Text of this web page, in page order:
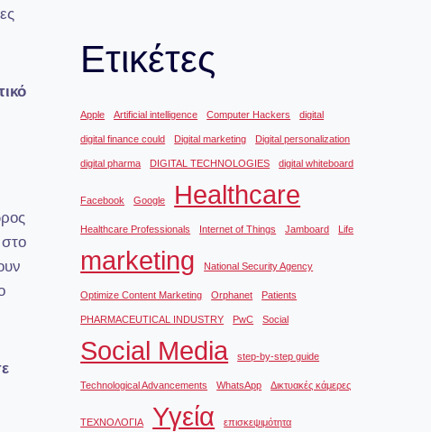
Ετικέτες
Apple Artificial intelligence Computer Hackers digital
digital finance could Digital marketing Digital personalization
digital pharma DIGITAL TECHNOLOGIES digital whiteboard
Facebook Google Healthcare
Healthcare Professionals Internet of Things Jamboard Life
marketing National Security Agency
Optimize Content Marketing Orphanet Patients
PHARMACEUTICAL INDUSTRY PwC Social
Social Media step-by-step guide
Technological Advancements WhatsApp Δικτυακές κάμερες
ΤΕΧΝΟΛΟΓΙΑ Υγεία επισκεψιμότητα